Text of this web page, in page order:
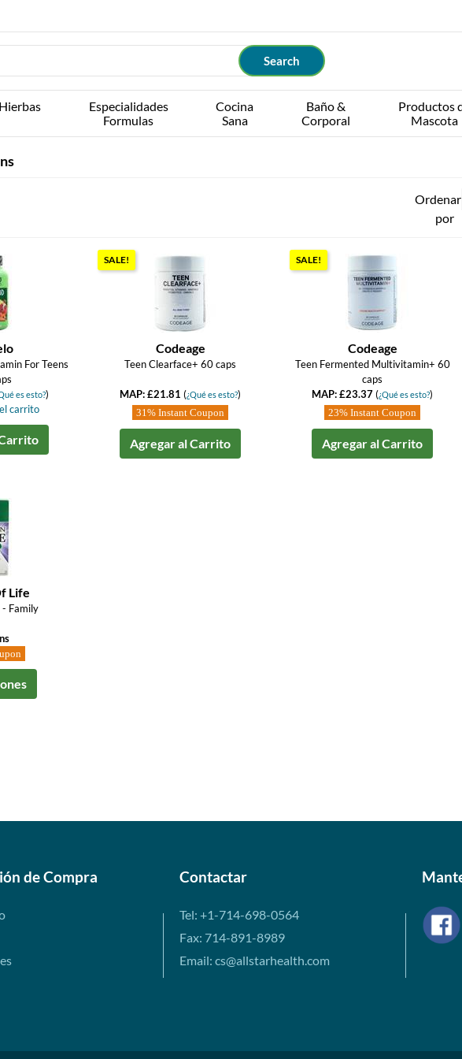
Hierbas
Especialidades
Formulas
Cocina
Sana
Baño &
Corporal
Productos
Mascota
Ordenar
por
For Teens
es esto?)
carrito
SALE!
Codeage
Teen Clearface+ 60 caps
MAP: £21.81(¿Qué es esto?)
31% Instant Coupon
Agregar al Carrito
SALE!
Codeage
Teen Fermented Multivitamin+ 60
caps
MAP: £23.37(¿Qué es esto?)
23% Instant Coupon
Agregar al Carrito
Life
Family
de Compra Contactar
Tel: +1-714-698-0564
Fax: 714-891-8989
Email: cs@allstarhealth.com